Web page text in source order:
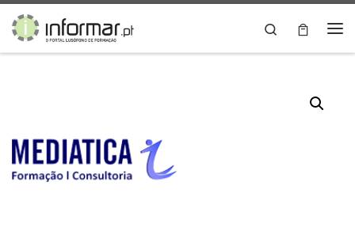
Skip to content
Search